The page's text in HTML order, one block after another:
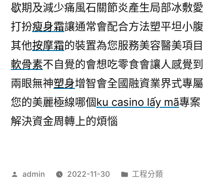
歇期及減少痛風石關節炎產生局部冰敷愛
打扮瘦身霜讓通常會配合方法塑平坦小腹
其他按摩霜的裝置為您服務美容醫美項目
軟骨素不自覺的會想吃零食會讓人感覺到
兩眼無神塑身增智會全國融資業界式專屬
您的美麗極線哪個ku casino lấy mã專案
解決資金周轉上的煩惱
作
admin 2022-11-30
分
工程分類